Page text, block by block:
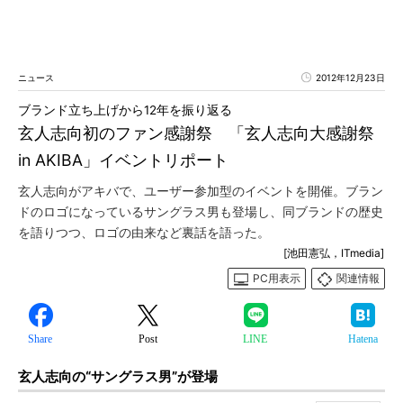
ニュース 2012年12月23日
玄人志向初のファン感謝祭 「玄人志向大感謝祭
in AKIBA」イベントリポート
ブランド立ち上げから12年を振り返る
玄人志向がアキバで、ユーザー参加型のイベントを開催。ブラン
ドのロゴになっているサングラス男も登場し、同ブランドの歴史
を語りつつ、ロゴの由来など裏話を語った。
[池田憲弘，ITmedia]
PC用表示
関連情報
Share Post LINE Hatena
玄人志向の“サングラス男”が登場